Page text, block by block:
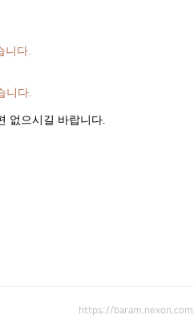
니다.
니다.
없으시길 바랍니다.
https://